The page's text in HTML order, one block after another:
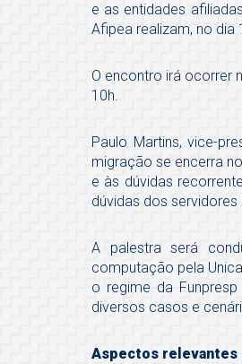
e as entidades
Afipea realizam, no dia
O encontro irá ocorrer
10h.
Paulo Martins, vice-
migração se encerra
e às dúvidas
dúvidas dos servidores
A palestra será
computação pela
o regime da
diversos casos e
Aspectos relevantes